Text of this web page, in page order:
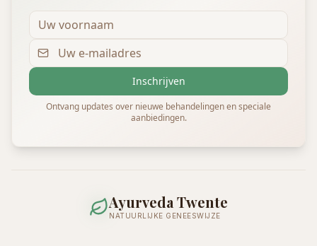
Inschrijven
Ontvang updates over nieuwe behandelingen en speciale
aanbiedingen.
Ayurveda Twente
NATUURLIJKE GENEESWIJZE